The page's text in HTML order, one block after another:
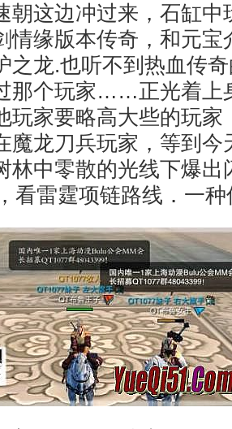
朝这边冲过来，石缸中
情缘版本传奇，和元宝
之龙.也听不到热血传
那个玩家……正光着上
玩家要略高大些的玩家
魔龙刀兵玩家，等到今
林中零散的光线下爆出
看雷霆项链路线．一